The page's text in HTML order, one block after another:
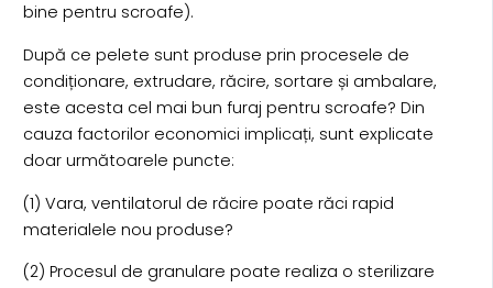
bine pentru scroafe).
După ce pelete sunt produse prin procesele de
condiționare, extrudare, răcire, sortare și ambalare,
este acesta cel mai bun furaj pentru scroafe? Din
cauza factorilor economici implicați, sunt explicate
doar următoarele puncte:
(1) Vara, ventilatorul de răcire poate răci rapid
materialele nou produse?
(2) Procesul de granulare poate realiza o sterilizare